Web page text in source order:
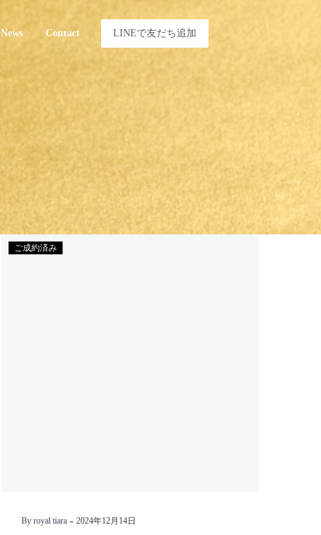
News Contact LINEで友だち追加
ご成約済み
By royal tiara - 2024年12月14日